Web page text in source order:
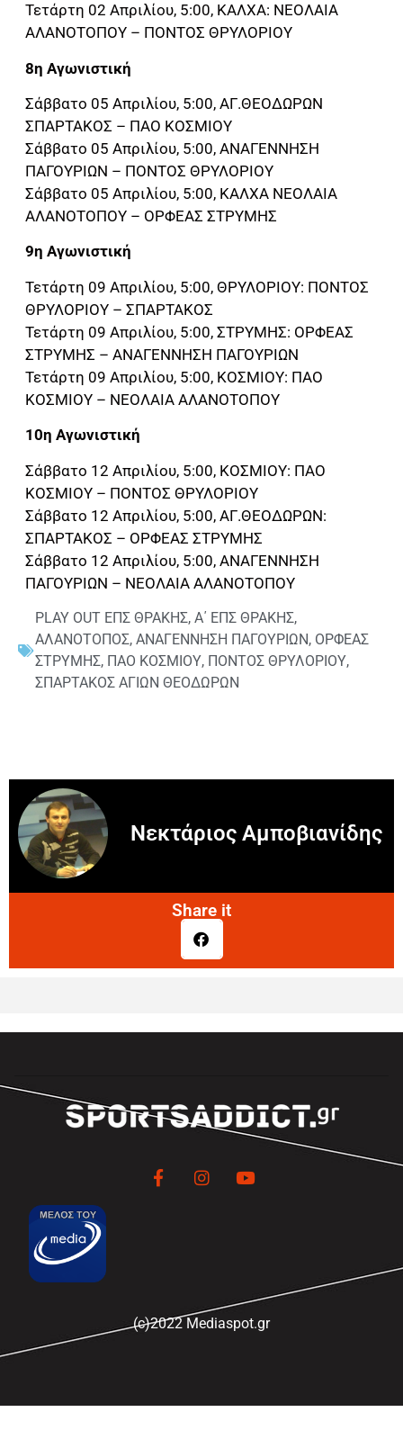
Τετάρτη 02 Απριλίου, 5:00, ΚΑΛΧΑ: ΝΕΟΛΑΙΑ
ΑΛΑΝΟΤΟΠΟΥ – ΠΟΝΤΟΣ ΘΡΥΛΟΡΙΟΥ
8η Αγωνιστική
Σάββατο 05 Απριλίου, 5:00, ΑΓ.ΘΕΟΔΩΡΩΝ
ΣΠΑΡΤΑΚΟΣ – ΠΑΟ ΚΟΣΜΙΟΥ
Σάββατο 05 Απριλίου, 5:00, ΑΝΑΓΕΝΝΗΣΗ
ΠΑΓΟΥΡΙΩΝ – ΠΟΝΤΟΣ ΘΡΥΛΟΡΙΟΥ
Σάββατο 05 Απριλίου, 5:00, ΚΑΛΧΑ ΝΕΟΛΑΙΑ
ΑΛΑΝΟΤΟΠΟΥ – ΟΡΦΕΑΣ ΣΤΡΥΜΗΣ
9η Αγωνιστική
Τετάρτη 09 Απριλίου, 5:00, ΘΡΥΛΟΡΙΟΥ: ΠΟΝΤΟΣ
ΘΡΥΛΟΡΙΟΥ – ΣΠΑΡΤΑΚΟΣ
Τετάρτη 09 Απριλίου, 5:00, ΣΤΡΥΜΗΣ: ΟΡΦΕΑΣ
ΣΤΡΥΜΗΣ – ΑΝΑΓΕΝΝΗΣΗ ΠΑΓΟΥΡΙΩΝ
Τετάρτη 09 Απριλίου, 5:00, ΚΟΣΜΙΟΥ: ΠΑΟ
ΚΟΣΜΙΟΥ – ΝΕΟΛΑΙΑ ΑΛΑΝΟΤΟΠΟΥ
10η Αγωνιστική
Σάββατο 12 Απριλίου, 5:00, ΚΟΣΜΙΟΥ: ΠΑΟ
ΚΟΣΜΙΟΥ – ΠΟΝΤΟΣ ΘΡΥΛΟΡΙΟΥ
Σάββατο 12 Απριλίου, 5:00, ΑΓ.ΘΕΟΔΩΡΩΝ:
ΣΠΑΡΤΑΚΟΣ – ΟΡΦΕΑΣ ΣΤΡΥΜΗΣ
Σάββατο 12 Απριλίου, 5:00, ΑΝΑΓΕΝΝΗΣΗ
ΠΑΓΟΥΡΙΩΝ – ΝΕΟΛΑΙΑ ΑΛΑΝΟΤΟΠΟΥ
PLAY OUT ΕΠΣ ΘΡΑΚΗΣ, Α΄ ΕΠΣ ΘΡΑΚΗΣ,
ΑΛΑΝΟΤΟΠΟΣ, ΑΝΑΓΕΝΝΗΣΗ ΠΑΓΟΥΡΙΩΝ, ΟΡΦΕΑΣ
ΣΤΡΥΜΗΣ, ΠΑΟ ΚΟΣΜΙΟΥ, ΠΟΝΤΟΣ ΘΡΥΛΟΡΙΟΥ,
ΣΠΑΡΤΑΚΟΣ ΑΓΙΩΝ ΘΕΟΔΩΡΩΝ
Νεκτάριος Αμποβιανίδης
Share it
(c)2022 Mediaspot.gr